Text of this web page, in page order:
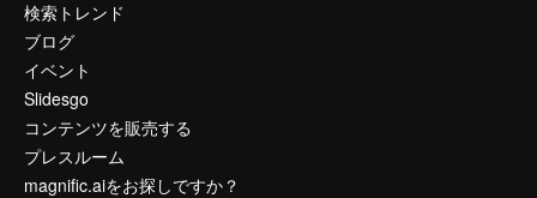
検索トレンド
ブログ
イベント
Slidesgo
コンテンツを販売する
プレスルーム
magnific.aiをお探しですか？